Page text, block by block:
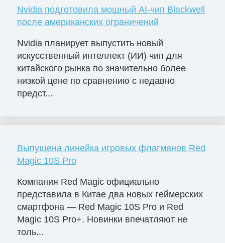
Nvidia подготовила мощный AI-чип Blackwell
после американских ограничений
Nvidia планирует выпустить новый
искусственный интеллект (ИИ) чип для
китайского рынка по значительно более
низкой цене по сравнению с недавно
предст...
Выпущена линейка игровых флагманов Red
Magic 10S Pro
Компания Red Magic официально
представила в Китае два новых геймерских
смартфона — Red Magic 10S Pro и Red
Magic 10S Pro+. Новинки впечатляют не
толь...